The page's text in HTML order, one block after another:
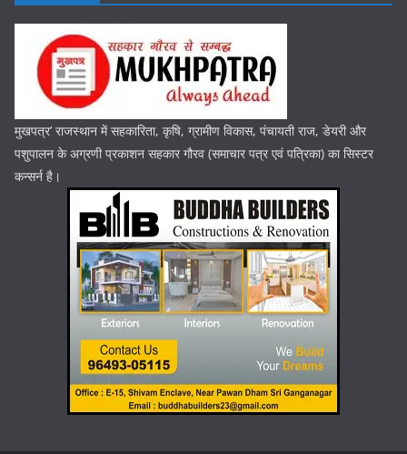
मुखपत्र’ राजस्थान में सहकारिता, कृषि, ग्रामीण विकास, पंचायती राज, डेयरी और
पशुपालन के अग्रणी प्रकाशन सहकार गौरव (समाचार पत्र एवं पत्रिका) का सिस्टर
कन्सर्न है।